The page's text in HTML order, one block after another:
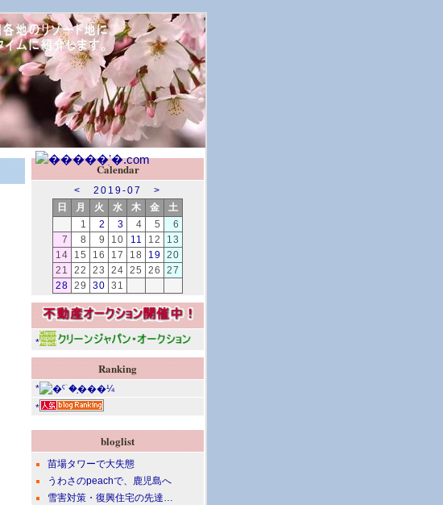
Calendar
< 2019-07
>
日
月 火 水 木 金
土
1
2 3 4 5
6
7
8 9 10 11 12
13
14
15 16 17 18 19 20
21
22 23 24 25 26
27
28 29 30 31
*
Ranking
*
*
bloglist
苗場タワーで大失態
うわさのpeachで、鹿児島へ
雪害対策・復興住宅の先達…